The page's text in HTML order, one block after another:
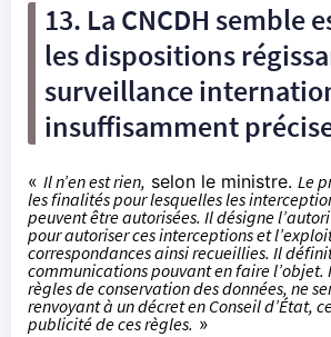
13. La CNCDH semble
les dispositions
surveillance
insuffisamment
« Il n’en est rien, selon le ministre. Le
les finalités pour lesquelles les
peuvent être autorisées. Il désigne
pour autoriser ces interceptions et
correspondances ainsi recueillies. Il
communications pouvant en faire l’objet.
règles de conservation des données, ne
renvoyant à un décret en Conseil d’État,
publicité de ces règles. »